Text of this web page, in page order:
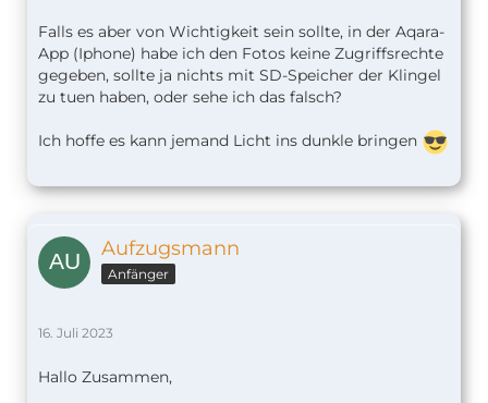
Falls es aber von Wichtigkeit sein sollte, in der Aqara-
App (Iphone) habe ich den Fotos keine Zugriffsrechte
gegeben, sollte ja nichts mit SD-Speicher der Klingel
zu tuen haben, oder sehe ich das falsch?
Ich hoffe es kann jemand Licht ins dunkle bringen
Aufzugsmann
Anfänger
16. Juli 2023
Hallo Zusammen,